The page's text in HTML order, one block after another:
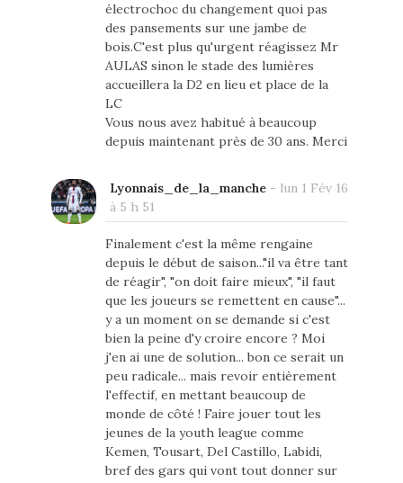
électrochoc du changement quoi pas
des pansements sur une jambe de
bois.C'est plus qu'urgent réagissez Mr
AULAS sinon le stade des lumières
accueillera la D2 en lieu et place de la
LC
Vous nous avez habitué à beaucoup
depuis maintenant près de 30 ans. Merci
Lyonnais_de_la_manche- lun 1 Fév 16
à 5 h 51
Finalement c'est la même rengaine
depuis le début de saison..."il va être tant
de réagir", "on doit faire mieux", "il faut
que les joueurs se remettent en cause"...
y a un moment on se demande si c'est
bien la peine d'y croire encore ? Moi
j'en ai une de solution... bon ce serait un
peu radicale... mais revoir entièrement
l'effectif, en mettant beaucoup de
monde de côté ! Faire jouer tout les
jeunes de la youth league comme
Kemen, Tousart, Del Castillo, Labidi,
bref des gars qui vont tout donner sur